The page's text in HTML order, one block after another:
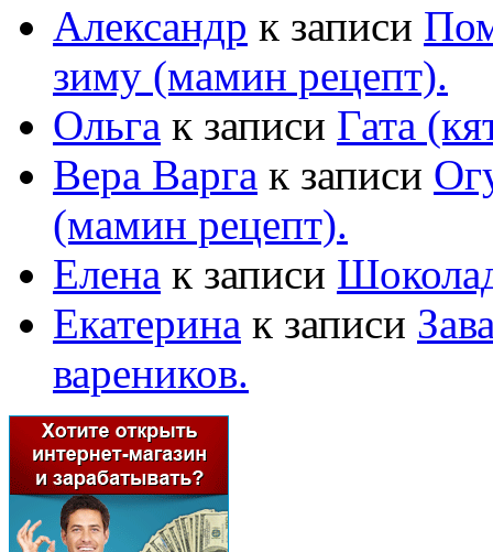
Александр к записи
зиму (мамин рецепт).
Ольга к записи Гата
Вера Варга к записи
(мамин рецепт).
Елена к записи
Екатерина к записи
вареников.